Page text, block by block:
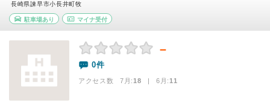
長崎県諫早市小長井町牧
駐車場あり マイナ受付
－
0件
アクセス数 7月:18 | 6月:11